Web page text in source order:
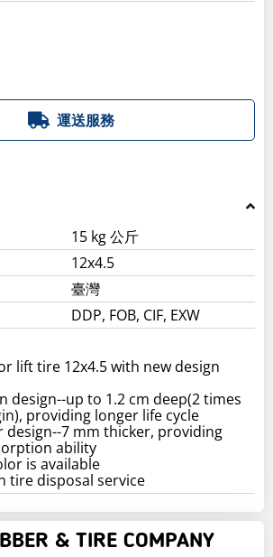
運送服務
15 kg 公斤
12x4.5
臺灣
DDP, FOB, CIF, EXW
lift tire 12x4.5 with new design
design--up to 1.2 cm deep(2 times
providing longer life cycle
design--7 mm thicker, providing
ability
is available
tire disposal service
& TIRE COMPANY